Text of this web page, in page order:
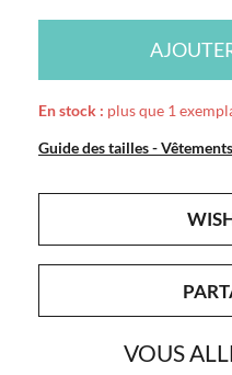
En stock : plus que 1
Guide des tailles - Vêtements
VOUS